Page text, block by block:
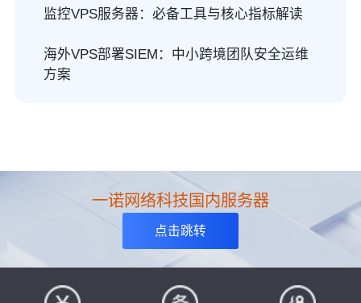
监控VPS服务器：必备工具与核心指标解读
海外VPS部署SIEM：中小跨境团队安全运维
方案
一诺网络科技国内服务器
点击跳转